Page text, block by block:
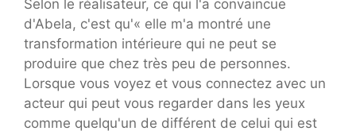
Selon le réalisateur, ce qui l'a convaincue
d'Abela, c'est qu'« elle m'a montré une
transformation intérieure qui ne peut se
produire que chez très peu de personnes.
Lorsque vous voyez et vous connectez avec un
acteur qui peut vous regarder dans les yeux
comme quelqu'un de différent de celui qui est